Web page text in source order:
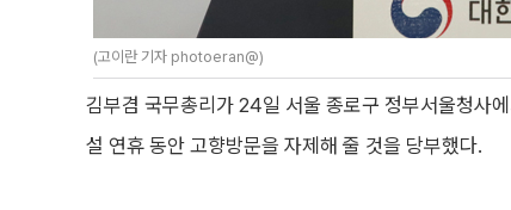
(고이란 기자 photoeran@)
김부겸 국무총리가 24일 서울 종로구 정부서울청사
설 연휴 동안 고향방문을 자제해 줄 것을 당부했다.